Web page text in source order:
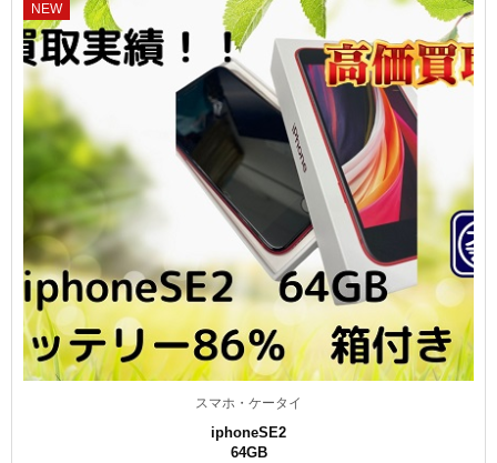
NEW
スマホ・ケータイ
iphoneSE2
64GB